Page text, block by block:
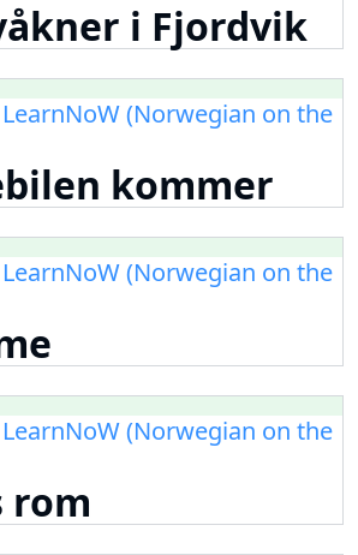
i Fjordvik
(Norwegian on the
kommer
(Norwegian on the
(Norwegian on the
rom